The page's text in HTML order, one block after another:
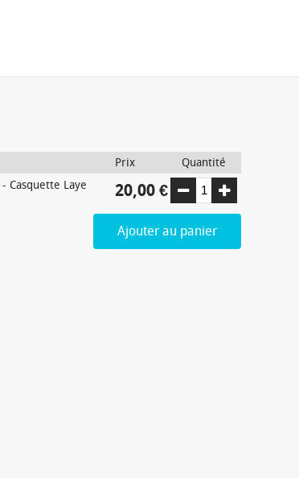
Prix
Quantité
- Casquette Laye
20,00 €